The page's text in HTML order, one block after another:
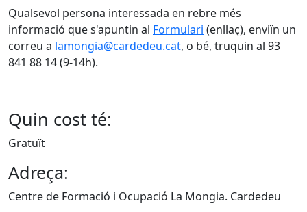
Qualsevol persona interessada en rebre més
informació que s'apuntin al Formulari (enllaç), enviïn un
correu a lamongia@cardedeu.cat, o bé, truquin al 93
841 88 14 (9-14h).
Quin cost té:
Gratuït
Adreça:
Centre de Formació i Ocupació La Mongia. Cardedeu